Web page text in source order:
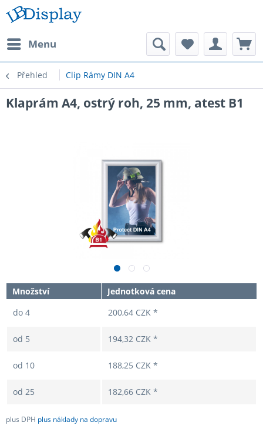
Menu
Přehled Clip Rámy DIN A4
Klaprám A4, ostrý roh, 25 mm, atest B1
Množství
Jednotková cena
do 4 200,64 CZK *
od 5 194,32 CZK *
od 10 188,25 CZK *
od 25 182,66 CZK *
plus DPH plus náklady na dopravu